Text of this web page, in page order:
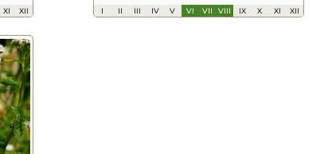
XI XII I II III IV V VI VII VIII IX X XI XII